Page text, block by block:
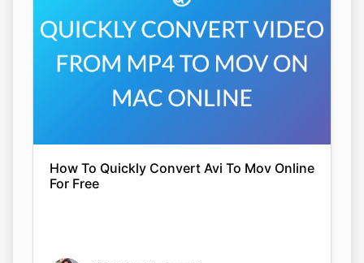
How To Quickly Convert Avi To Mov Online
For Free